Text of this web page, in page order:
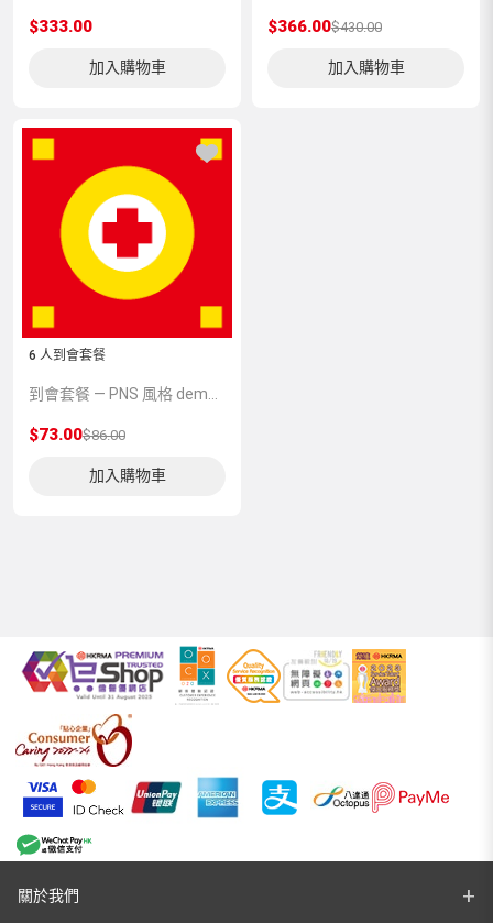
$333.00
加入購物車
$366.00$430.00
加入購物車
6 人到會套餐
$73.00$86.00
加入購物車
關於我們